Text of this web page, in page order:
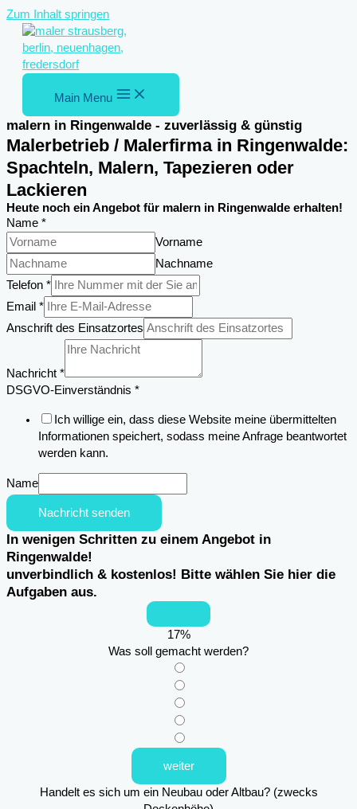
Zum Inhalt springen
Main Menu
malern in Ringenwalde - zuverlässig & günstig
Malerbetrieb / Malerfirma in Ringenwalde:
Spachteln, Malern, Tapezieren oder
Lackieren
Heute noch ein Angebot für malern in Ringenwalde erhalten!
Name *
Vorname
Nachname
Telefon *
des
Email
Einsatzortes
Email *
Anschrift des Einsatzortes
Nachricht *
DSGVO-Einverständnis *
Ich willige ein, dass diese Website meine übermittelten
Informationen speichert, sodass meine Anfrage beantwortet
werden kann.
Name
Nachricht senden
In wenigen Schritten zu einem Angebot in
Ringenwalde!
unverbindlich & kostenlos! Bitte wählen Sie hier die
Aufgaben aus.
17%
Was soll gemacht werden?
weiter
Handelt es sich um ein Neubau oder Altbau? (zwecks